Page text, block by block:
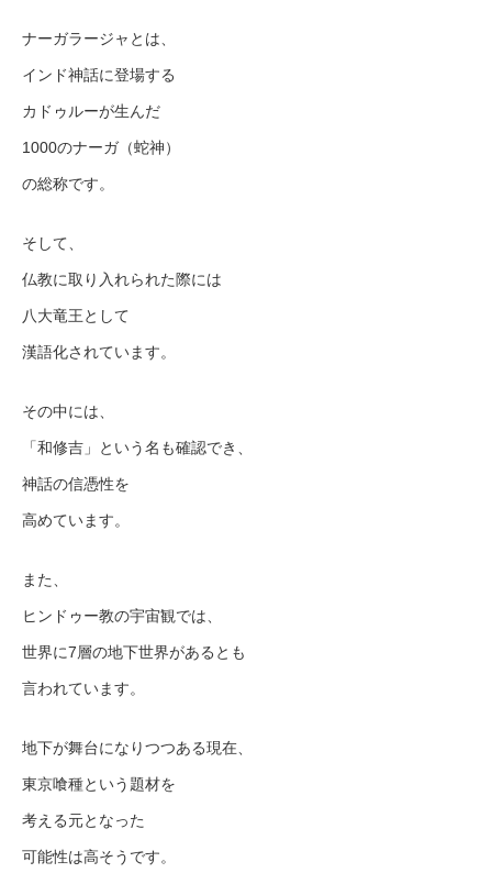
ナーガラージャとは、
インド神話に登場する
カドゥルーが生んだ
1000のナーガ（蛇神）
の総称です。
そして、
仏教に取り入れられた際には
八大竜王として
漢語化されています。
その中には、
「和修吉」という名も確認でき、
神話の信憑性を
高めています。
また、
ヒンドゥー教の宇宙観では、
世界に7層の地下世界があるとも
言われています。
地下が舞台になりつつある現在、
東京喰種という題材を
考える元となった
可能性は高そうです。